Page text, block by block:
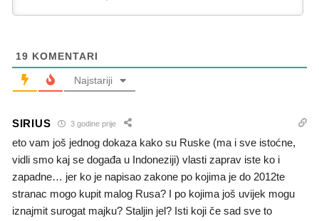
19 KOMENTARI
Najstariji
SIRIUS 3 godine prije
eto vam još jednog dokaza kako su Ruske (ma i sve istoćne,
vidli smo kaj se događa u Indoneziji) vlasti zaprav iste ko i
zapadne… jer ko je napisao zakone po kojima je do 2012te
stranac mogo kupit malog Rusa? I po kojima još uvijek mogu
iznajmit surogat majku? Staljin jel? Isti koji če sad sve to